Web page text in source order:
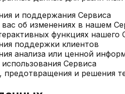
и поддержания Сервиса
об изменениях в нашем
функциях
поддержки клиентов
анализа или ценной
Сервиса
предотвращения и решения